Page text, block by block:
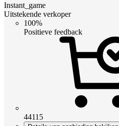
Instant_game
Uitstekende verkoper
100%
Positieve feedback
44115